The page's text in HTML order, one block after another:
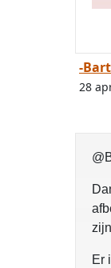
-
28
Er